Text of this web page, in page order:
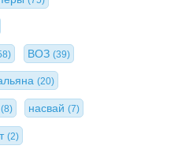
ВОЗ (39)
(20)
(8) насвай(7)
(2)